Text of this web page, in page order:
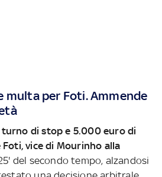
multa per Foti. Ammende
di stop e 5.000 euro di
vice di Mourinho alla
del secondo tempo, alzandosi